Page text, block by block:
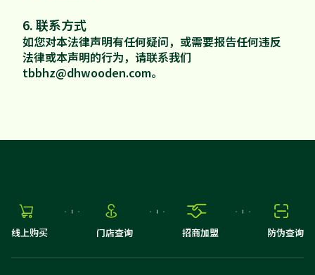
6. 联系方式
如您对本法律声明有任何疑问，或需要报告任何违反
法律或本声明的行为，请联系我们
tbbhz@dhwooden.com。

线上购买

门店查询

招商加盟

防伪查询